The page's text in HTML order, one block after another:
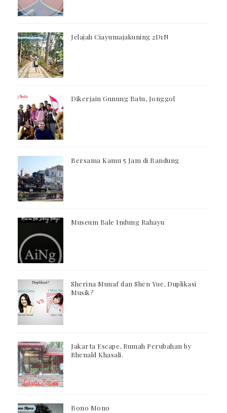
Jelajah Ciayumajakuning 2D1N
Dikerjain Gunung Batu, Jonggol
Bersama Kamu 5 Jam di Bandung
Museum Bale Indung Rahayu
Sherina Munaf dan Shen Yue, Duplikasi
Musik?
Jakarta Escape, Rumah Perubahan by
Rhenald Khasali.
Bono Mono